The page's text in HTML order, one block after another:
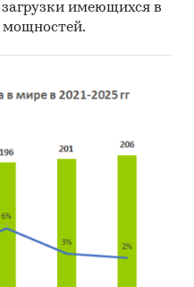
имеющихся в
мощностей.